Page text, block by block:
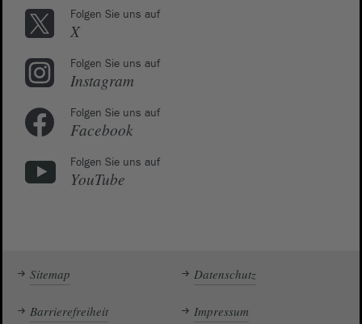
Folgen Sie uns auf
X
Folgen Sie uns auf
Instagram
Folgen Sie uns auf
Facebook
Folgen Sie uns auf
YouTube
Sitemap Datenschutz
Barrierefreiheit Impressum